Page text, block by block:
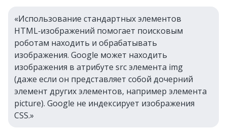
«Использование стандартных элементов
HTML‑изображений помогает поисковым
роботам находить и обрабатывать
изображения. Google может находить
изображения в атрибуте src элемента img
(даже если он представляет собой дочерний
элемент других элементов, например элемента
picture). Google не индексирует изображения
CSS.»